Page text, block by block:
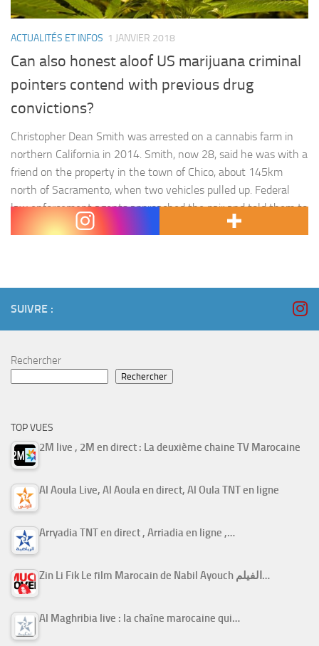
ACTUALITÉS ET INFOS 1 JANVIER 2018
Can also honest aloof US marijuana criminal
pointers contend with previous drug
convictions?
Christopher Dean Smith was arrested on a cannabis farm in
northern California in 2014. Smith, now 28, said he was with a
friend on the property in the town of Chico, about 145km
north of Sacramento, when two vehicles pulled up. Federal
law enforcement agents approached the pair and told them to
get on the ground.…
SUIVRE :
Rechercher
Rechercher
TOP VUES
2M live , 2M en direct : La deuxième chaine TV Marocaine
Al Aoula Live, Al Aoula en direct, Al Oula TNT en ligne
Arryadia TNT en direct , Arriadia en ligne ,…
Zin Li Fik Le film Marocain de Nabil Ayouch الفيلم…
Al Maghribia live : la chaîne marocaine qui…